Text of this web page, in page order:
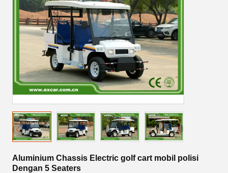
Aluminium Chassis Electric golf cart mobil polisi
Dengan 5 Seaters